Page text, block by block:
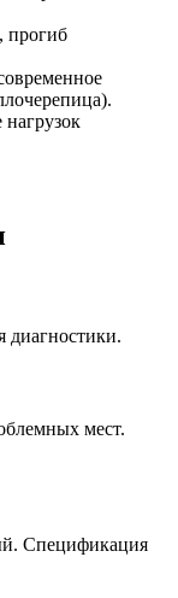
прогиб
диагностики.
мест.
Спецификация